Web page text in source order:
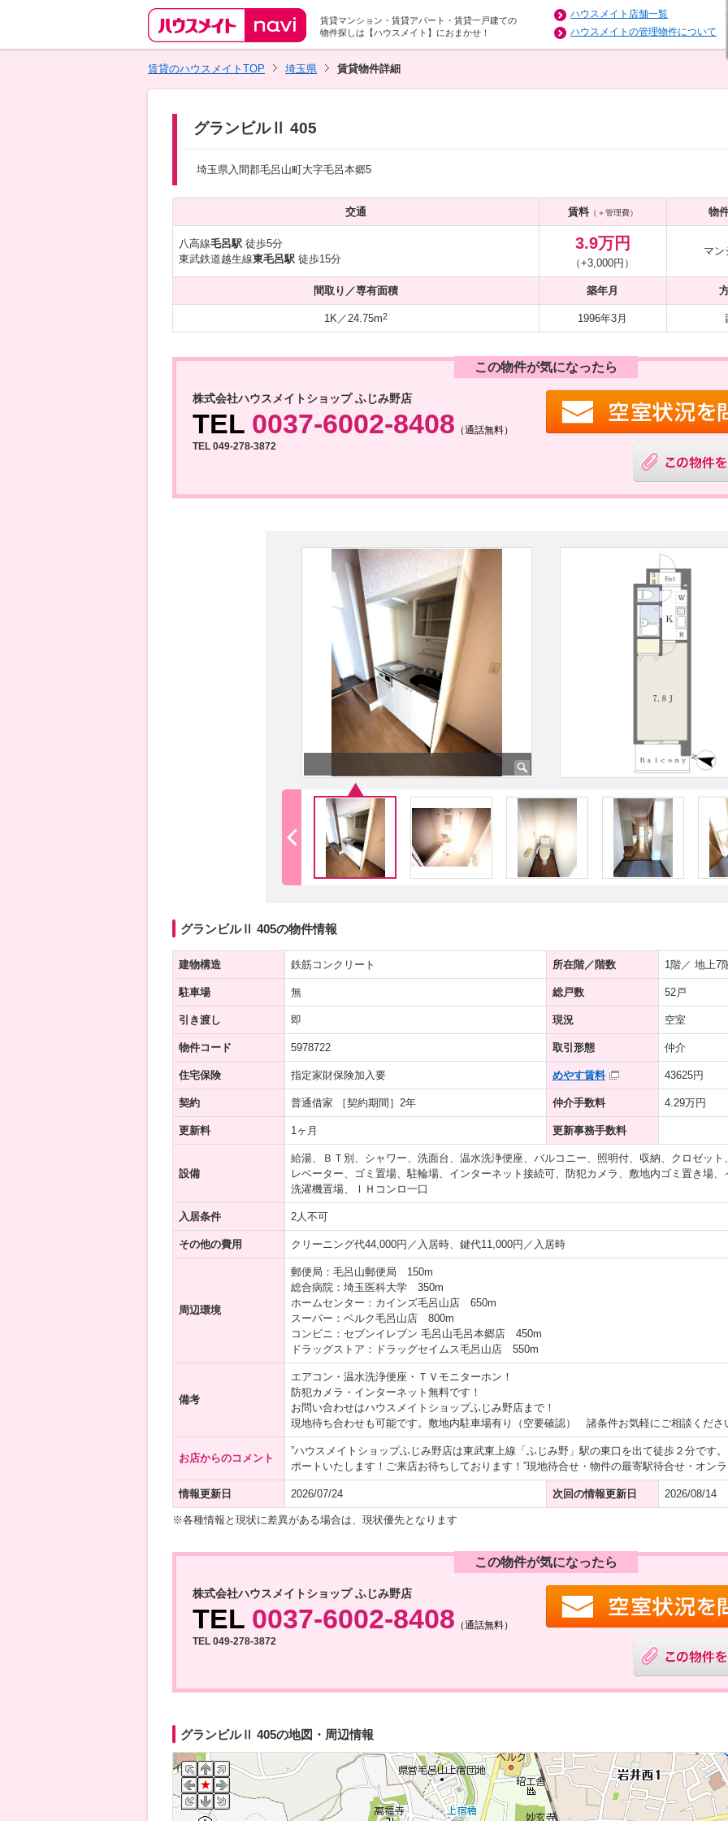
賃貸マンション・賃貸アパート・賃貸一戸建ての
物件探しは【ハウスメイト】におまかせ！
ハウスメイト店舗一覧
ハウスメイトの管理物件について
賃貸のハウスメイトTOP 埼玉県 賃貸物件詳細
グランビルⅡ 405
埼玉県入間郡毛呂山町大字毛呂本郷5
交通 賃料（＋管理費） 物
八高線毛呂駅徒歩5分
東武鉄道越生線東毛呂駅徒歩15分
3.9万円
（+3,000円）
マン
間取り／専有面積 築年月
1K／24.75m2 1996年3月
この物件が気になったら
株式会社ハウスメイトショップ ふじみ野店
TEL 0037-6002-8408 （通話無料）
TEL 049-278-3872
グランビルⅡ 405の物件情報
建物構造 鉄筋コンクリート 所在階／階数 1階／ 地上7
駐車場 無 総戸数 52戸
引き渡し 即 現況 空室
物件コード 5978722 取引形態 仲介
住宅保険 指定家財保険加入要 めやす賃料 43625円
契約 普通借家 ［契約期間］2年 仲介手数料 4.29万円
更新料 1ヶ月 更新事務手数料
設備
給湯、ＢＴ別、シャワー、洗面台、温水洗浄便座、バルコニー、照明付、収納、クロゼッ
レベーター、ゴミ置場、駐輪場、インターネット接続可、防犯カメラ、敷地内ゴミ置き場
洗濯機置場、ＩＨコンロ一口
入居条件 2人不可
その他の費用 クリーニング代44,000円／入居時、鍵代11,000円／入居時
周辺環境
郵便局：毛呂山郵便局 150m
総合病院：埼玉医科大学 350m
ホームセンター：カインズ毛呂山店 650m
スーパー：ベルク毛呂山店 800m
コンビニ：セブンイレブン 毛呂山毛呂本郷店 450m
ドラッグストア：ドラッグセイムス毛呂山店 550m
備考
エアコン・温水洗浄便座・ＴＶモニターホン！
防犯カメラ・インターネット無料です！
お問い合わせはハウスメイトショップふじみ野店まで！
現地待ち合わせも可能です。敷地内駐車場有り（空要確認） 諸条件お気軽にご相談くださ
お店からのコメント
”ハウスメイトショップふじみ野店は東武東上線「ふじみ野」駅の東口を出て徒歩２分です
ポートいたします！ご来店お待ちしております！”現地待合せ・物件の最寄駅待合せ・オン
情報更新日 2026/07/24 次回の情報更新日 2026/08/14
※各種情報と現状に差異がある場合は、現状優先となります
この物件が気になったら
株式会社ハウスメイトショップ ふじみ野店
TEL 0037-6002-8408 （通話無料）
TEL 049-278-3872
グランビルⅡ 405の地図・周辺情報